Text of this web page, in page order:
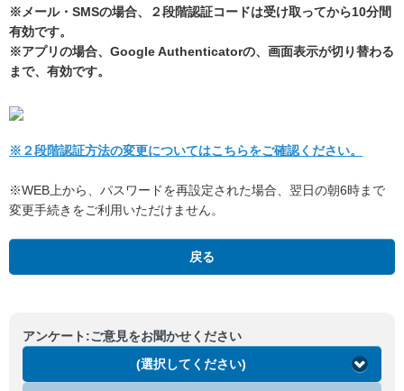
※メール・SMSの場合、２段階認証コードは受け取ってから10分間
有効です。
※アプリの場合、Google Authenticatorの、画面表示が切り替わる
まで、有効です。
※２段階認証方法の変更についてはこちらをご確認ください。
※WEB上から、パスワードを再設定された場合、翌日の朝6時まで
変更手続きをご利用いただけません。
戻る
アンケート:ご意見をお聞かせください
(選択してください)